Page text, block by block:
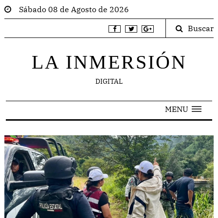
Sábado 08 de Agosto de 2026
Buscar
LA INMERSIÓN
DIGITAL
MENU